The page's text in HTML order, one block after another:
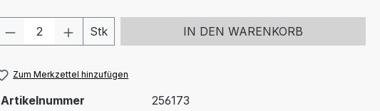
Produkt Anzahl: Gib den gewünschten Wert
Stk IN DEN WARENKORB
Zum Merkzettel hinzufügen
Artikelnummer 256173